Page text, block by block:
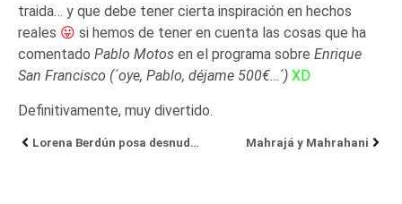
traida… y que debe tener cierta inspiración en hechos
reales 😛 si hemos de tener en cuenta las cosas que ha
comentado Pablo Motos en el programa sobre Enrique
San Francisco (´oye, Pablo, déjame 500€…´) XD
Definitivamente, muy divertido.
Lorena Berdún posa desnuda para El Mundo Mahrajá y Mahrahani